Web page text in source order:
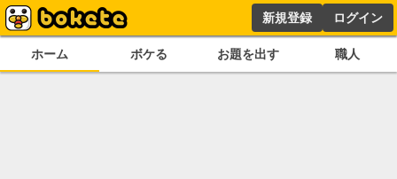
新規登録 ログイン
ホーム ボケる お題を出す 職人